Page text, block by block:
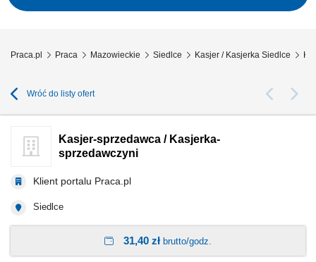
Praca.pl Praca Mazowieckie Siedlce Kasjer / Kasjerka Siedlce
Wróć do listy ofert
Kasjer-sprzedawca / Kasjerka-
sprzedawczyni
Klient portalu Praca.pl
Siedlce
31,40 zł brutto/godz.